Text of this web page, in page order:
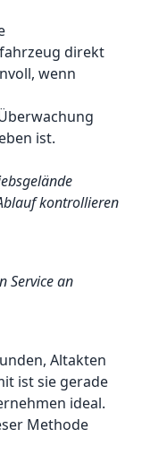
direkt
wenn
ist.
kontrollieren
Service an
Altakten
ist sie gerade
ideal.
Methode